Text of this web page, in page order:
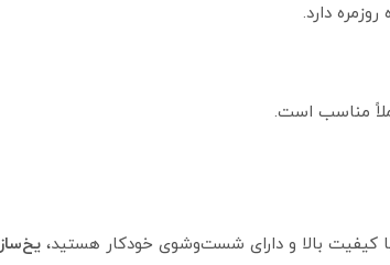
دارد.
مناسب است.
کیفیت بالا و دارای شست‌وشوی خودکار هستید، یخ‌ساز Fuma FU-2397